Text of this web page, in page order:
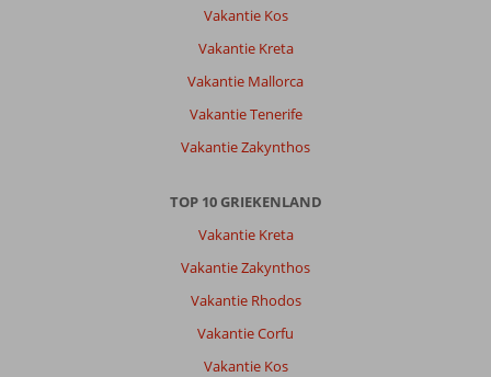
Vakantie Kos
Vakantie Kreta
Vakantie Mallorca
Vakantie Tenerife
Vakantie Zakynthos
TOP 10 GRIEKENLAND
Vakantie Kreta
Vakantie Zakynthos
Vakantie Rhodos
Vakantie Corfu
Vakantie Kos